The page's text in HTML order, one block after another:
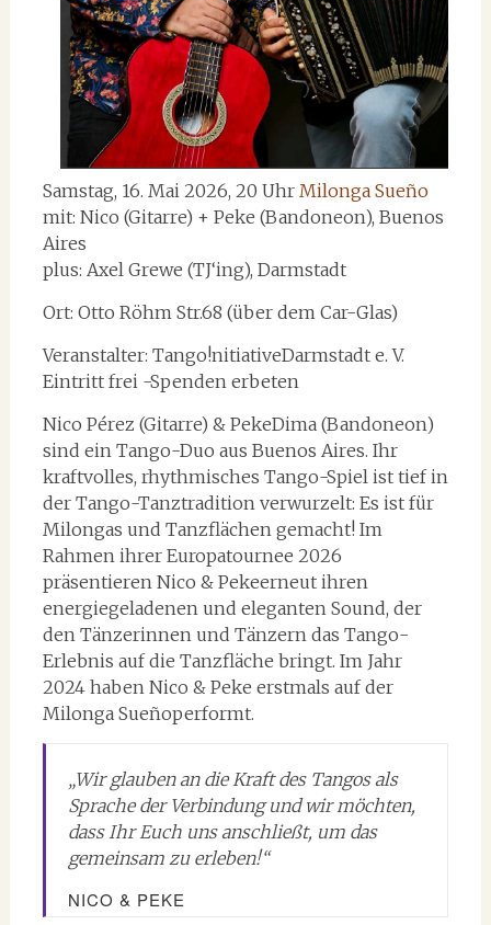
Samstag, 16. Mai 2026, 20 Uhr Milonga Sueño
mit: Nico (Gitarre) + Peke (Bandoneon), Buenos
Aires
plus: Axel Grewe (TJ‘ing), Darmstadt
Ort: Otto Röhm Str.68 (über dem Car-Glas)
Veranstalter: Tango!nitiativeDarmstadt e. V.
Eintritt frei -Spenden erbeten
Nico Pérez (Gitarre) & PekeDima (Bandoneon)
sind ein Tango-Duo aus Buenos Aires. Ihr
kraftvolles, rhythmisches Tango-Spiel ist tief in
der Tango-Tanztradition verwurzelt: Es ist für
Milongas und Tanzflächen gemacht! Im
Rahmen ihrer Europatournee 2026
präsentieren Nico & Pekeerneut ihren
energiegeladenen und eleganten Sound, der
den Tänzerinnen und Tänzern das Tango-
Erlebnis auf die Tanzfläche bringt. Im Jahr
2024 haben Nico & Peke erstmals auf der
Milonga Sueñoperformt.
„Wir glauben an die Kraft des Tangos als
Sprache der Verbindung und wir möchten,
dass Ihr Euch uns anschließt, um das
gemeinsam zu erleben!“
NICO & PEKE